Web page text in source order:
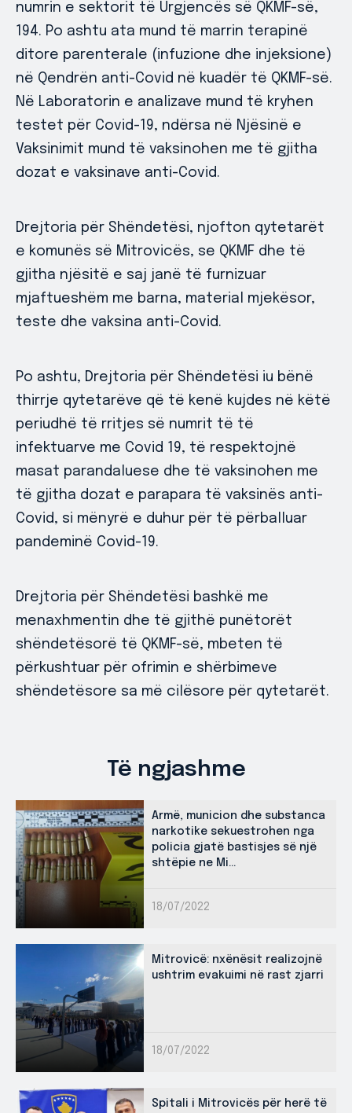
numrin e sektorit të Urgjencës së QKMF-së,
194. Po ashtu ata mund të marrin terapinë
ditore parenterale (infuzione dhe injeksione)
në Qendrën anti-Covid në kuadër të QKMF-së.
Në Laboratorin e analizave mund të kryhen
testet për Covid-19, ndërsa në Njësinë e
Vaksinimit mund të vaksinohen me të gjitha
dozat e vaksinave anti-Covid.
Drejtoria për Shëndetësi, njofton qytetarët
e komunës së Mitrovicës, se QKMF dhe të
gjitha njësitë e saj janë të furnizuar
mjaftueshëm me barna, material mjekësor,
teste dhe vaksina anti-Covid.
Po ashtu, Drejtoria për Shëndetësi iu bënë
thirrje qytetarëve që të kenë kujdes në këtë
periudhë të rritjes së numrit të të
infektuarve me Covid 19, të respektojnë
masat parandaluese dhe të vaksinohen me
të gjitha dozat e parapara të vaksinës anti-
Covid, si mënyrë e duhur për të përballuar
pandeminë Covid-19.
Drejtoria për Shëndetësi bashkë me
menaxhmentin dhe të gjithë punëtorët
shëndetësorë të QKMF-së, mbeten të
përkushtuar për ofrimin e shërbimeve
shëndetësore sa më cilësore për qytetarët.
Të ngjashme
Armë, municion dhe substanca
narkotike sekuestrohen nga
policia gjatë bastisjes së një
shtëpie ne Mi...
18/07/2022
Mitrovicë: nxënësit realizojnë
ushtrim evakuimi në rast zjarri
18/07/2022
Spitali i Mitrovicës për herë të